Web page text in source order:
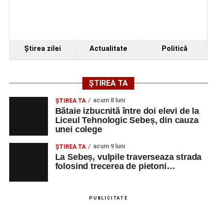
Ştirea zilei Actualitate Politică
ȘTIREA TA
ŞTIREA TA acum 8 luni
Bătaie izbucnită între doi elevi de la
Liceul Tehnologic Sebeș, din cauza
unei colege
ŞTIREA TA acum 9 luni
La Sebeș, vulpile traverseaza strada
folosind trecerea de pietoni…
PUBLICITATE